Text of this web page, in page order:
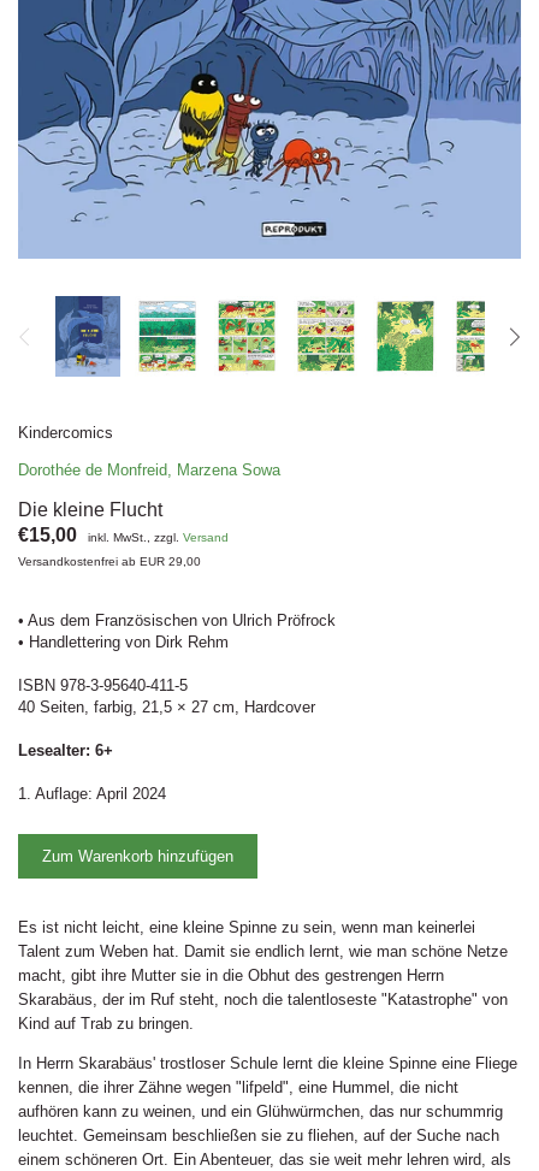
Kindercomics
Dorothée de Monfreid Marzena Sowa
Die kleine Flucht
€15,00
inkl. MwSt., zzgl. Versand
Versandkostenfrei ab EUR 29,00
• Aus dem Französischen von Ulrich Pröfrock
• Handlettering von Dirk Rehm
ISBN 978-3-95640-411-5
40 Seiten, farbig, 21,5 × 27 cm, Hardcover
Lesealter: 6+
1. Auflage: April 2024
Zum Warenkorb hinzufügen
Es ist nicht leicht, eine kleine Spinne zu sein, wenn man keinerlei
Talent zum Weben hat. Damit sie endlich lernt, wie man schöne Netze
macht, gibt ihre Mutter sie in die Obhut des gestrengen Herrn
Skarabäus, der im Ruf steht, noch die talentloseste "Katastrophe" von
Kind auf Trab zu bringen.
In Herrn Skarabäus' trostloser Schule lernt die kleine Spinne eine Fliege
kennen, die ihrer Zähne wegen "lifpeld", eine Hummel, die nicht
aufhören kann zu weinen, und ein Glühwürmchen, das nur schummrig
leuchtet. Gemeinsam beschließen sie zu fliehen, auf der Suche nach
einem schöneren Ort. Ein Abenteuer, das sie weit mehr lehren wird, als